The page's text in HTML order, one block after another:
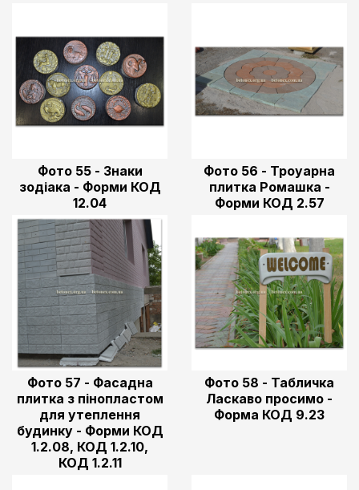
Фото 55 - Знаки
зодіака - Форми КОД
12.04
Фото 56 - Троуарна
плитка Ромашка -
Форми КОД 2.57
Фото 57 - Фасадна
плитка з пінопластом
для утеплення
будинку - Форми КОД
1.2.08, КОД 1.2.10,
КОД 1.2.11
Фото 58 - Табличка
Ласкаво просимо -
Форма КОД 9.23